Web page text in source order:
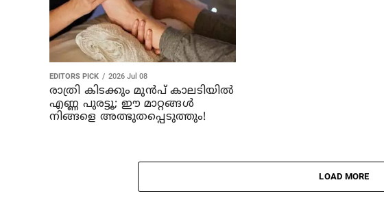
EDITORS PICK 2026 Jul 08
രാത്രി കിടക്കും മുൻപ് കാലടിയിൽ
എണ്ണ പുരട്ടൂ; ഈ മാറ്റങ്ങൾ
നിങ്ങളെ അത്ഭുതപ്പെടുത്തും!
LOAD MORE